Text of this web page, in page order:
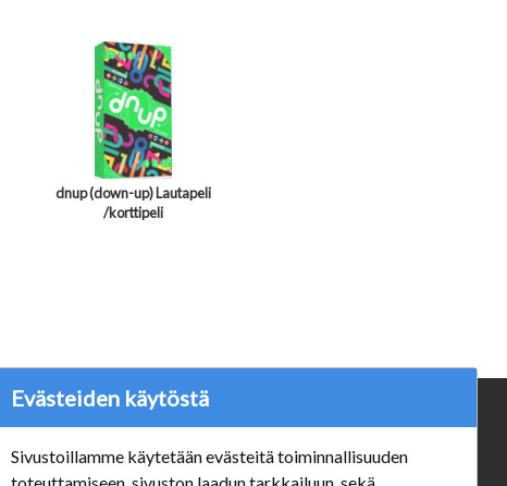
dnup (down-up) Lautapeli
/korttipeli
Verkkokauppa
#Yhteiskuntavastuu
Evästeiden käytöstä
Sivustoillamme käytetään evästeitä toiminnallisuuden